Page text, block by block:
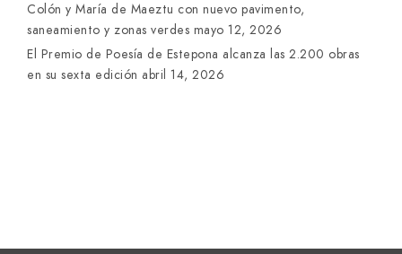
Colón y María de Maeztu con nuevo pavimento,
saneamiento y zonas verdes mayo 12, 2026
El Premio de Poesía de Estepona alcanza las 2.200 obras
en su sexta edición abril 14, 2026